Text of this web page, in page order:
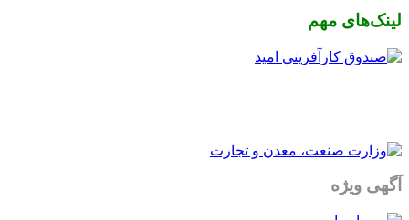
لینک‌های مهم
آگهی ویژه